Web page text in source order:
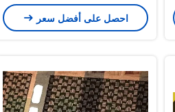
380 فولت ثلاث مراحل
احصل على أفضل سعر